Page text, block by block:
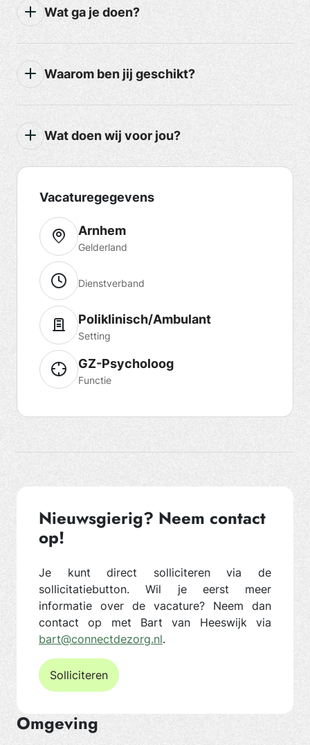
Wat ga je doen?
Waarom ben jij geschikt?
Wat doen wij voor jou?
Vacaturegegevens
Arnhem
Gelderland
Dienstverband
Poliklinisch/Ambulant
Setting
GZ-Psycholoog
Functie
Nieuwsgierig? Neem contact
op!
Je kunt direct solliciteren via de
sollicitatiebutton. Wil je eerst meer
informatie over de vacature? Neem dan
contact op met Bart van Heeswijk via
bart@connectdezorg.nl.
Solliciteren
Omgeving